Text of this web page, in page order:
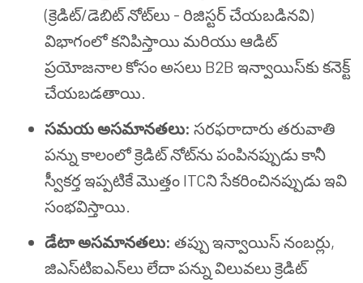
(క్రెడిట్/డెబిట్ నోట్‌లు - రిజిస్టర్ చేయబడినవి)
విభాగంలో కనిపిస్తాయి మరియు ఆడిట్
ప్రయోజనాల కోసం అసలు B2B ఇన్వాయిస్‌కు కనెక్ట్
చేయబడతాయి.
సమయ అసమానతలు: సరఫరాదారు తరువాతి
పన్ను కాలంలో క్రెడిట్ నోట్‌ను పంపినప్పుడు కానీ
స్వీకర్త ఇప్పటికే మొత్తం ITCని సేకరించినప్పుడు ఇవి
సంభవిస్తాయి.
డేటా అసమానతలు: తప్పు ఇన్వాయిస్ నంబర్లు,
జిఎస్‌టి‌ఐఎన్‌లు లేదా పన్ను విలువలు క్రెడిట్